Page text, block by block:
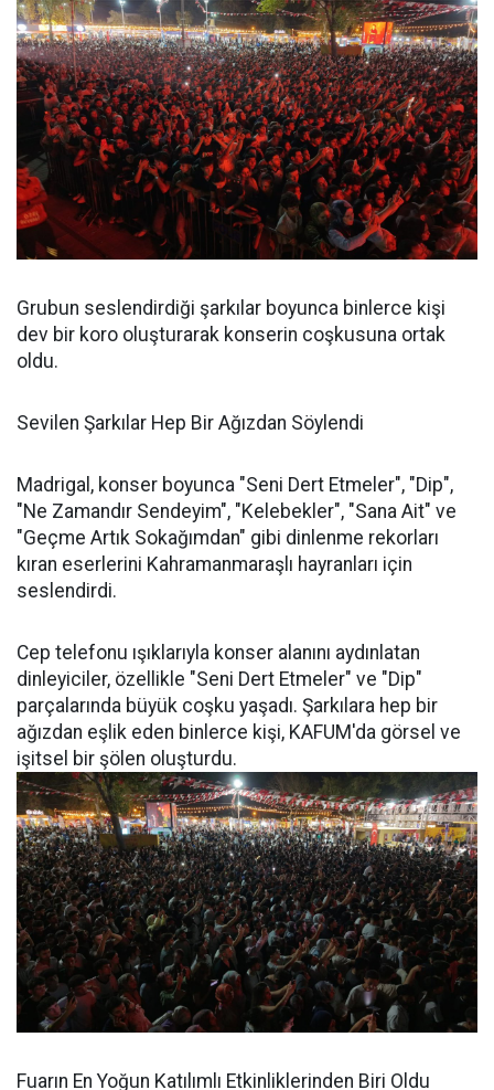
Grubun seslendirdiği şarkılar boyunca binlerce kişi
dev bir koro oluşturarak konserin coşkusuna ortak
oldu.
Sevilen Şarkılar Hep Bir Ağızdan Söylendi
Madrigal, konser boyunca "Seni Dert Etmeler", "Dip",
"Ne Zamandır Sendeyim", "Kelebekler", "Sana Ait" ve
"Geçme Artık Sokağımdan" gibi dinlenme rekorları
kıran eserlerini Kahramanmaraşlı hayranları için
seslendirdi.
Cep telefonu ışıklarıyla konser alanını aydınlatan
dinleyiciler, özellikle "Seni Dert Etmeler" ve "Dip"
parçalarında büyük coşku yaşadı. Şarkılara hep bir
ağızdan eşlik eden binlerce kişi, KAFUM'da görsel ve
işitsel bir şölen oluşturdu.
Fuarın En Yoğun Katılımlı Etkinliklerinden Biri Oldu